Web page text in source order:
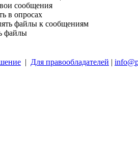
сообщения
в опросах
файлы к сообщениям
файлы
| Для правообладателей |